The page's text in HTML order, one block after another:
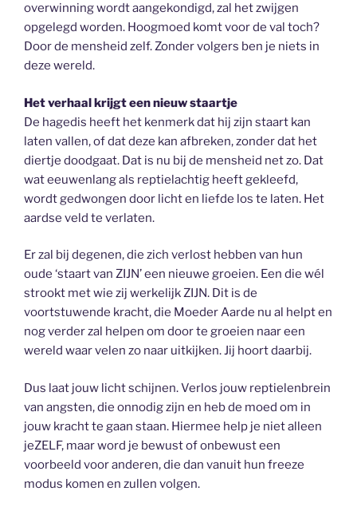
overwinning wordt aangekondigd, zal het zwijgen
opgelegd worden. Hoogmoed komt voor de val toch?
Door de mensheid zelf. Zonder volgers ben je niets in
deze wereld.
Het verhaal krijgt een nieuw staartje
De hagedis heeft het kenmerk dat hij zijn staart kan
laten vallen, of dat deze kan afbreken, zonder dat het
diertje doodgaat. Dat is nu bij de mensheid net zo. Dat
wat eeuwenlang als reptielachtig heeft gekleefd,
wordt gedwongen door licht en liefde los te laten. Het
aardse veld te verlaten.
Er zal bij degenen, die zich verlost hebben van hun
oude ‘staart van ZIJN’ een nieuwe groeien. Een die wél
strookt met wie zij werkelijk ZIJN. Dit is de
voortstuwende kracht, die Moeder Aarde nu al helpt en
nog verder zal helpen om door te groeien naar een
wereld waar velen zo naar uitkijken. Jij hoort daarbij.
Dus laat jouw licht schijnen. Verlos jouw reptielenbrein
van angsten, die onnodig zijn en heb de moed om in
jouw kracht te gaan staan. Hiermee help je niet alleen
jeZELF, maar word je bewust of onbewust een
voorbeeld voor anderen, die dan vanuit hun freeze
modus komen en zullen volgen.